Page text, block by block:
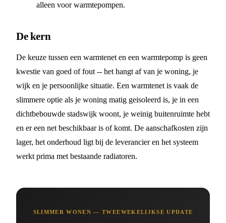
alleen voor warmtepompen.
De kern
De keuze tussen een warmtenet en een warmtepomp is geen
kwestie van goed of fout -- het hangt af van je woning, je
wijk en je persoonlijke situatie. Een warmtenet is vaak de
slimmere optie als je woning matig geisoleerd is, je in een
dichtbebouwde stadswijk woont, je weinig buitenruimte hebt
en er een net beschikbaar is of komt. De aanschafkosten zijn
lager, het onderhoud ligt bij de leverancier en het systeem
werkt prima met bestaande radiatoren.
SLIMMER WONEN — TWEEWEKELIJKSE UPDATE